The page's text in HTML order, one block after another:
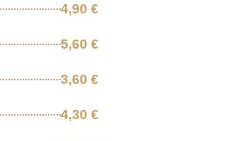
4,90 €
5,60 €
3,60 €
4,30 €